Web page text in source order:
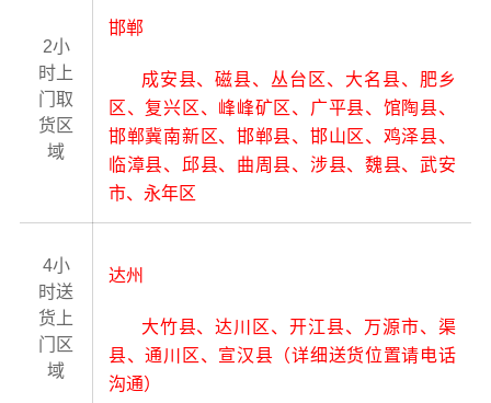
2小
时上
门取
货区
域
邯郸
成安县、磁县、丛台区、大名县、肥乡
区、复兴区、峰峰矿区、广平县、馆陶县、
邯郸冀南新区、邯郸县、邯山区、鸡泽县、
临漳县、邱县、曲周县、涉县、魏县、武安
市、永年区
4小
时送
货上
门区
域
达州
大竹县、达川区、开江县、万源市、渠
县、通川区、宣汉县（详细送货位置请电话
沟通）